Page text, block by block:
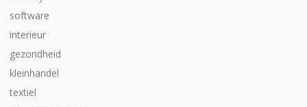
software
interieur
gezondheid
kleinhandel
textiel